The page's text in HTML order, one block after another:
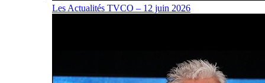
Les Actualités TVCO – 12 juin 2026